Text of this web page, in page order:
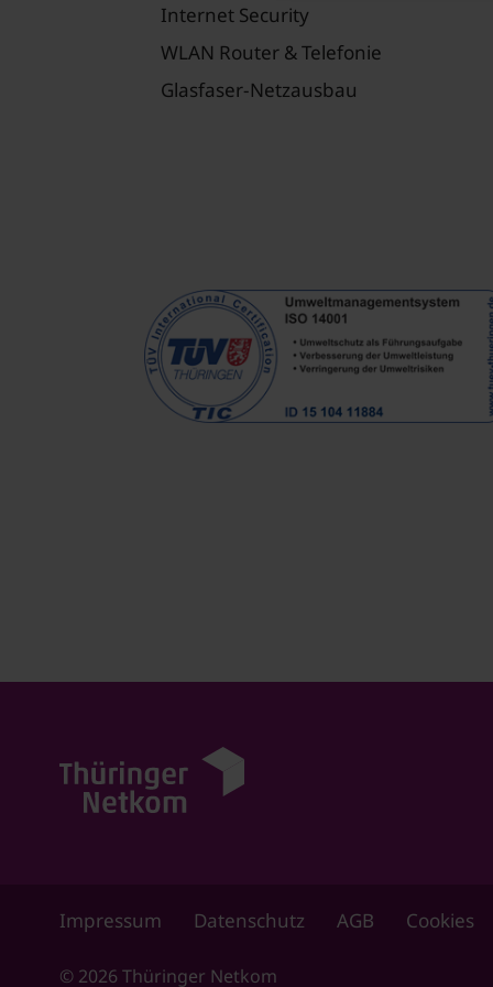
Internet Security
WLAN Router & Telefonie
Glasfaser-Netzausbau
Impressum Datenschutz AGB Cookies
© 2026 Thüringer Netkom